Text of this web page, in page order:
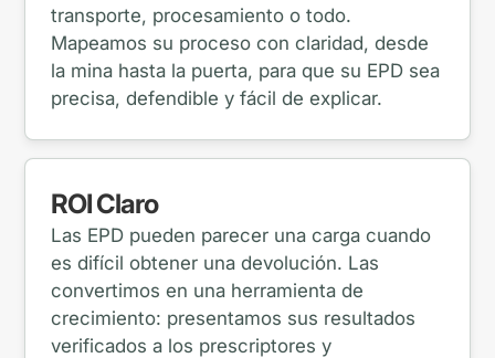
transporte, procesamiento o todo.
Mapeamos su proceso con claridad, desde
la mina hasta la puerta, para que su EPD sea
precisa, defendible y fácil de explicar.
ROI Claro
Las EPD pueden parecer una carga cuando
es difícil obtener una devolución. Las
convertimos en una herramienta de
crecimiento: presentamos sus resultados
verificados a los prescriptores y